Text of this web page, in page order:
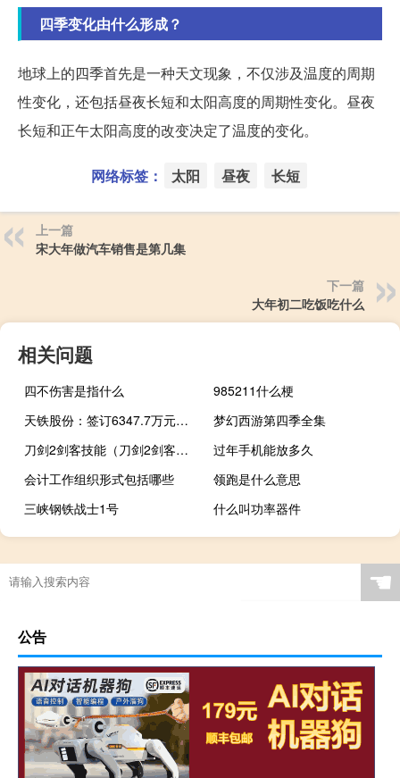
四季变化由什么形成？
地球上的四季首先是一种天文现象，不仅涉及温度的周期
性变化，还包括昼夜长短和太阳高度的周期性变化。昼夜
长短和正午太阳高度的改变决定了温度的变化。
网络标签： 太阳 昼夜 长短
上一篇
宋大年做汽车销售是第几集
下一篇
大年初二吃饭吃什么
相关问题
四不伤害是指什么
985211什么梗
天铁股份：签订6347.7万元重大合同
梦幻西游第四季全集
刀剑2剑客技能（刀剑2剑客转什么好）
过年手机能放多久
会计工作组织形式包括哪些
领跑是什么意思
三峡钢铁战士1号
什么叫功率器件
☚
公告